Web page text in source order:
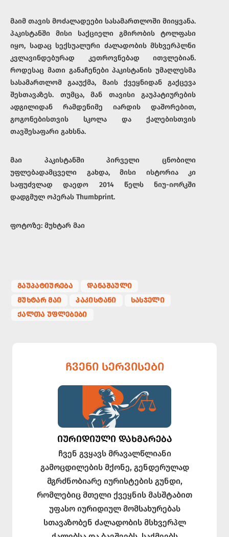
მაიმ თავის მოძალადეები სასამართლოში მიიყვანა.
პაკისტანში მისი საქციელი გმირობის ტოლფასი
იყო, სადაც სექსუალური ძალადობის მსხვერპლნი
კვლავინდებურად კეთროვნებად ითვლებიან.
როდესაც მათი განაჩენები პაკისტანის უმაღლესმა
სასამართლომ გააუქმა, მაის ქვეყნიდან გაქცევა
შესთავაზეს. თუმცა, მან თავისი გაუპატიურების
ადგილიდან რამდენიმე იარდის დაშორებით,
გოგონებისთვის სკოლა და ქალებისთვის
თავშესაფარი გახსნა.
მაი პაკისტანში პირველი ცნობილი
უფლებადამცველი გახდა, მისი ისტორია კი
საფუძვლად დაედო 2014 წელს ნიუ-იორკში
დადგმულ ოპერას Thumbprint.
ფოტოზე: მუხტარ მაი
ᲒᲐᲣᲞᲐᲢᲘᲣᲠᲔᲑᲐ
ᲓᲐᲜᲐᲨᲐᲣᲚᲘ
ᲛᲣᲮᲢᲐᲠ ᲛᲐᲘ
ᲞᲐᲙᲘᲡᲢᲐᲜᲘ
ᲡᲐᲡᲯᲔᲚᲘ
ᲥᲐᲚᲗᲐ ᲣᲤᲚᲔᲑᲔᲑᲘ
ᲩᲕᲔᲜᲘ ᲡᲔᲠᲕᲘᲡᲔᲑᲘ
ᲘᲣᲠᲘᲓᲘᲣᲚᲘ ᲓᲐᲮᲛᲐᲠᲔᲑᲐ
ჩვენ გვყავს მრავალწლიანი
გამოცდილების მქონე, გენდერულად
მგრძნობიარე იურისტების გუნდი,
რომლებიც მთელი ქვეყნის მასშტაბით
უფასო იურიდიულ მომსახურებას
სთავაზობენ ძალადობის მსხვერპლ